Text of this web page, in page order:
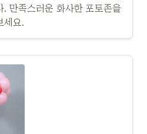
. 만족스러운 화사한 포토존을
요.